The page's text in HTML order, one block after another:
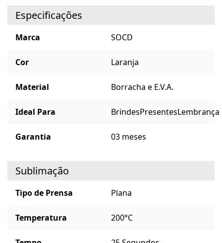
Especificações
Marca SOCD
Cor Laranja
Material Borracha e E.V.A.
Ideal Para BrindesPresentesLembrança
Garantia 03 meses
Sublimação
Tipo de Prensa Plana
Temperatura 200°C